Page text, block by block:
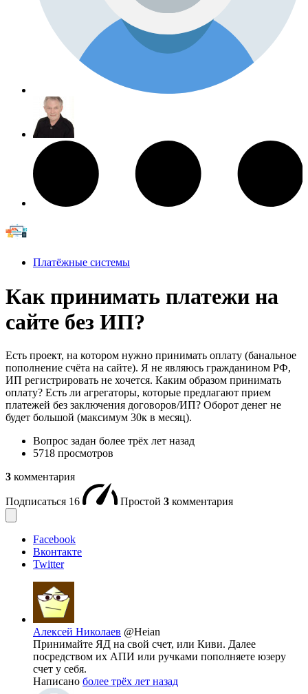
Платёжные системы
Как принимать платежи на
сайте без ИП?
Есть проект, на котором нужно принимать оплату (банальное
пополнение счёта на сайте). Я не являюсь гражданином РФ,
ИП регистрировать не хочется. Каким образом принимать
оплату? Есть ли агрегаторы, которые предлагают прием
платежей без заключения договоров/ИП? Оборот денег не
будет большой (максимум 30к в месяц).
Вопрос задан более трёх лет назад
5718 просмотров
3 комментария
Подписаться 16 Простой 3 комментария
Facebook
Вконтакте
Twitter
Алексей Николаев @Heian
Принимайте ЯД на свой счет, или Киви. Далее
посредством их АПИ или ручками пополняете юзеру
счет у себя.
Написано более трёх лет назад